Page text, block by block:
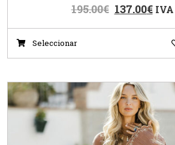
195.00€ 137.00€
Seleccionar